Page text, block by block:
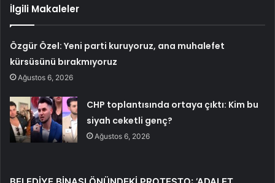
İlgili Makaleler
Özgür Özel: Yeni parti kuruyoruz, ana muhalefet
kürsüsünü bırakmıyoruz
Ağustos 6, 2026
CHP toplantısında ortaya çıktı: Kim bu
siyah ceketli genç?
Ağustos 6, 2026